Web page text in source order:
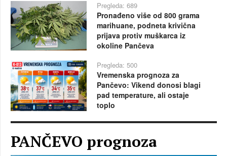
Pregleda: 689
Pronađeno više od 800 grama
marihuane, podneta krivična
prijava protiv muškarca iz
okoline Pančeva
Pregleda: 500
Vremenska prognoza za
Pančevo: Vikend donosi blagi
pad temperature, ali ostaje
toplo
PANČEVO prognoza